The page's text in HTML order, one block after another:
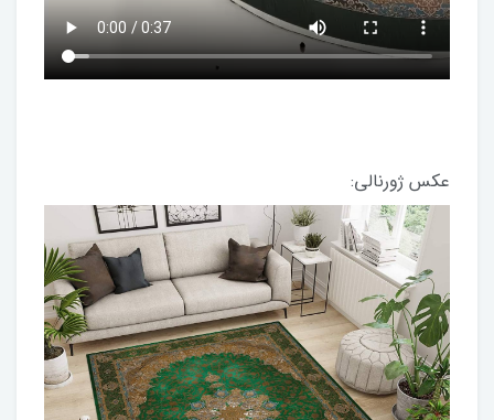
عکس ژورنالی: